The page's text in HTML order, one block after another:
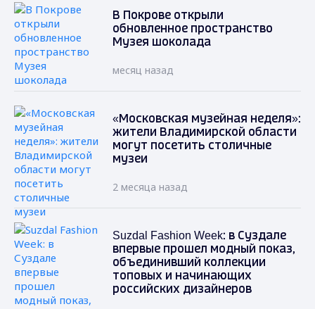
В Покрове открыли
обновленное пространство
Музея шоколада
месяц назад
«Московская музейная неделя»:
жители Владимирской области
могут посетить столичные
музеи
2 месяца назад
Suzdal Fashion Week: в Суздале
впервые прошел модный показ,
объединивший коллекции
топовых и начинающих
российских дизайнеров